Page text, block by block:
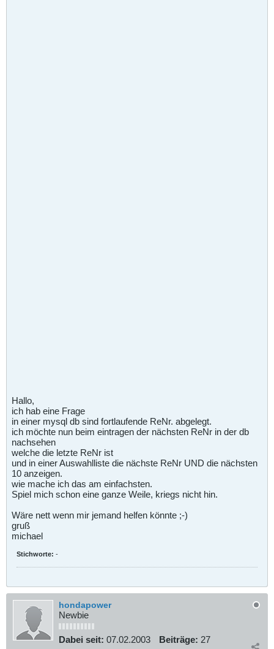
Hallo,
ich hab eine Frage
in einer mysql db sind fortlaufende ReNr. abgelegt.
ich möchte nun beim eintragen der nächsten ReNr in der db
nachsehen
welche die letzte ReNr ist
und in einer Auswahlliste die nächste ReNr UND die nächsten
10 anzeigen.
wie mache ich das am einfachsten.
Spiel mich schon eine ganze Weile, kriegs nicht hin.
Wäre nett wenn mir jemand helfen könnte ;-)
gruß
michael
Stichworte: -
hondapower
Newbie
Dabei seit: 07.02.2003 Beiträge: 27